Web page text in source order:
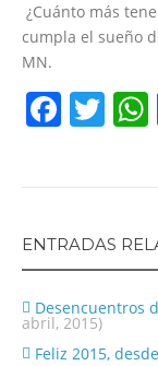
¿Cuánto más
cumpla el sueño
MN.
ENTRADAS
Desencuentros
abril, 2015)
Feliz 2015,